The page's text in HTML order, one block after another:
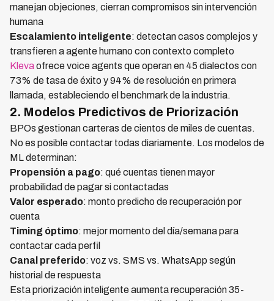
manejan objeciones, cierran compromisos sin intervención
humana
Escalamiento inteligente: detectan casos complejos y
transfieren a agente humano con contexto completo
Klevaofrece voice agents que operan en 45 dialectos con
73% de tasa de éxito y 94% de resolución en primera
llamada, estableciendo el benchmark de la industria.
2. Modelos Predictivos de Priorización
BPOs gestionan carteras de cientos de miles de cuentas.
No es posible contactar todas diariamente. Los modelos de
ML determinan:
Propensión a pago: qué cuentas tienen mayor
probabilidad de pagar si contactadas
Valor esperado: monto predicho de recuperación por
cuenta
Timing óptimo: mejor momento del día/semana para
contactar cada perfil
Canal preferido: voz vs. SMS vs. WhatsApp según
historial de respuesta
Esta priorización inteligente aumenta recuperación 35-